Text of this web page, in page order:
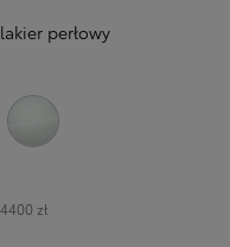
lakier perłowy
4400 zł